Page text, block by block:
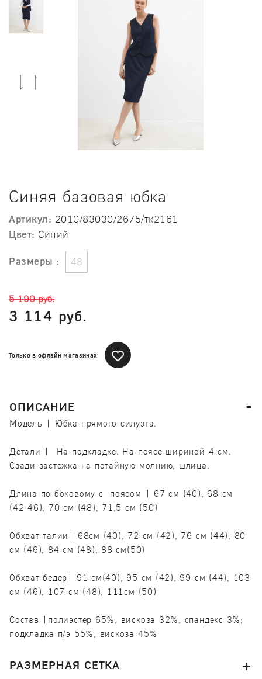
Previous
Синяя базовая юбка
Артикул: 2010/83030/2675/тк2161
Цвет: Синий
Размеры : 48
5 190 руб.
3 114 руб.
Только в офлайн магазинах
ОПИСАНИЕ
Модель | Юбка прямого силуэта.
Детали | На подкладке. На поясе шириной 4 см.
Сзади застежка на потайную молнию, шлица.
Длина по боковому с поясом | 67 см (40), 68 см
(42-46), 70 см (48), 71,5 см (50)
Обхват талии| 68см (40), 72 см (42), 76 см (44), 80
см (46), 84 см (48), 88 см(50)
Обхват бедер| 91 см(40), 95 см (42), 99 см (44), 103
см (46), 107 см (48), 111см (50)
Состав |полиэстер 65%, вискоза 32%, спандекс 3%;
подкладка п/э 55%, вискоза 45%
РАЗМЕРНАЯ СЕТКА